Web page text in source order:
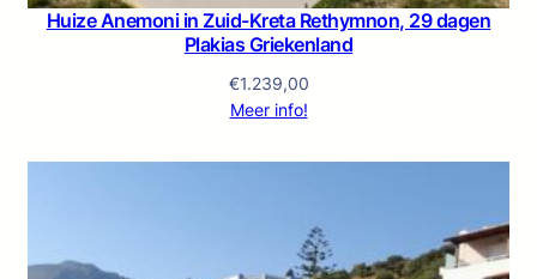
Huize Anemoni in Zuid-Kreta Rethymnon, 29 dagen
Plakias Griekenland
€1.239,00
Meer info!